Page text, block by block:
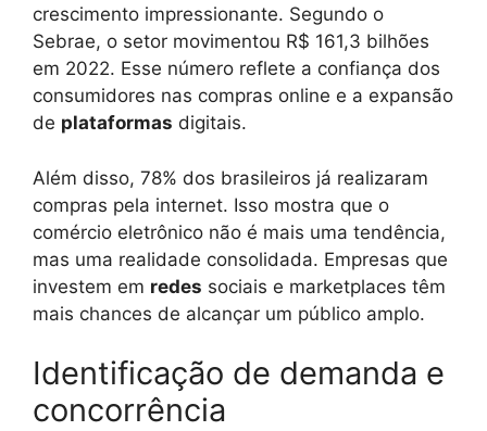
crescimento impressionante. Segundo o
Sebrae, o setor movimentou R$ 161,3 bilhões
em 2022. Esse número reflete a confiança dos
consumidores nas compras online e a expansão
de plataformas digitais.
Além disso, 78% dos brasileiros já realizaram
compras pela internet. Isso mostra que o
comércio eletrônico não é mais uma tendência,
mas uma realidade consolidada. Empresas que
investem em redes sociais e marketplaces têm
mais chances de alcançar um público amplo.
Identificação de demanda e
concorrência